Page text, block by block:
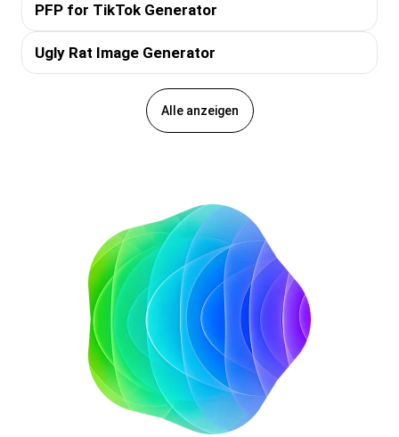
PFP for TikTok Generator
Ugly Rat Image Generator
Alle anzeigen